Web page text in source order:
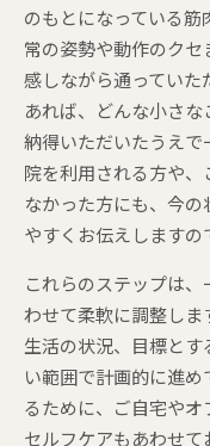
のもとになっている
常の姿勢や動作のク
感しながら通ってい
あれば、どんな小さ
納得いただいたうえ
院を利用される方や
なかった方にも、今
やすくお伝えしますの
これらのステップは
わせて柔軟に調整しま
生活の状況、目標と
い範囲で計画的に進
るために、ご自宅や
セルフケアもあわせて